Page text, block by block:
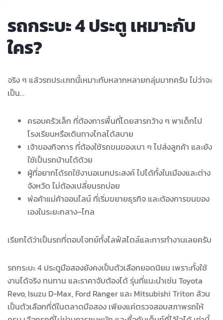
รถกระบะ 4 ประตู เหมาะกับ
ใคร?
จริง ๆ แล้วรถประเภทนี้เหมาะกับหลากหลายกลุ่มมากครับ ไม่ว่าจะ
เป็น…
ครอบครัวเล็ก ที่ต้องการพื้นที่โดยสารกว้าง ๆ พาเด็กไป
โรงเรียนหรือเดินทางไกลได้สบาย
เจ้าของกิจการ ที่ต้องใช้รถขนของเบา ๆ ไปส่งลูกค้า และยัง
ใช้เป็นรถบ้านได้ด้วย
ผู้ที่อยากได้รถใช้งานอเนกประสงค์ ไปได้ทั้งในเมืองและต่าง
จังหวัด ไม่ต้องเปลี่ยนรถบ่อย
พ่อค้าแม่ค้าออนไลน์ ที่เริ่มขยายธุรกิจ และต้องการขนของ
เองในระยะกลาง–ไกล
เรียกได้ว่าเป็นรถที่ตอบโจทย์ทั้งไลฟ์สไตล์และการทำงานเลยครับ
รถกระบะ 4 ประตูมือสองยังคงเป็นตัวเลือกยอดนิยม เพราะทั้งใช้
งานได้จริง ทนทาน และราคาจับต้องได้ รุ่นที่แนะนำเช่น Toyota
Revo, Isuzu D-Max, Ford Ranger และ Mitsubishi Triton ล้วน
เป็นตัวเลือกที่ดีในตลาดมือสอง เพียงแค่ตรวจสอบสภาพรถให้